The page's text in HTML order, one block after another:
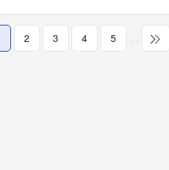
2 3 4 5